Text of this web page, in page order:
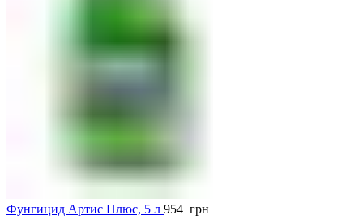
Фунгицид Артис Плюс, 5 л 954 грн